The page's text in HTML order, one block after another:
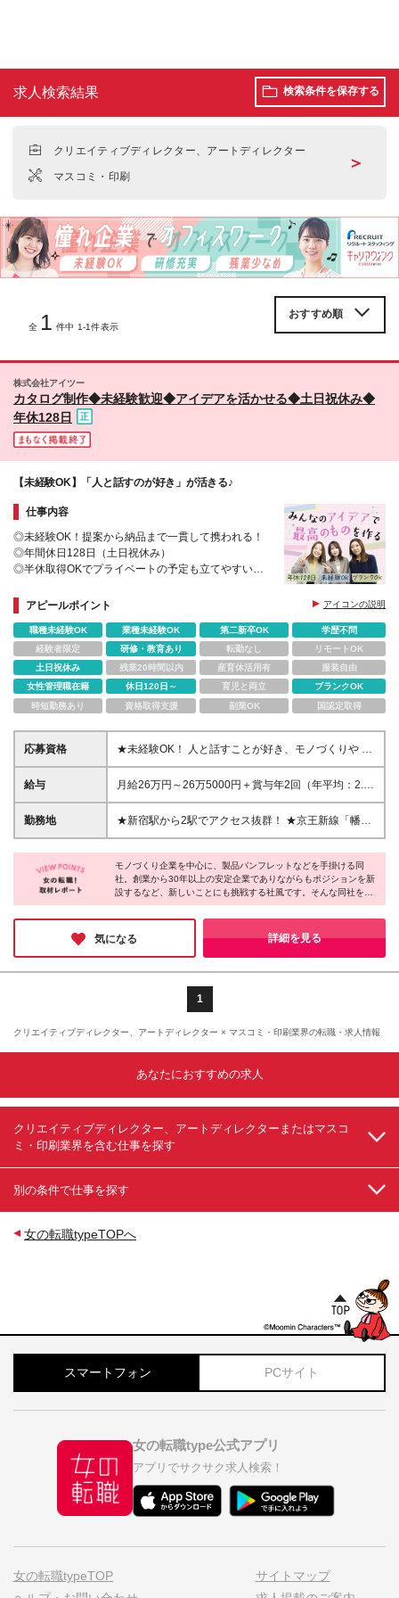
求人検索結果 検索条件を保存する
クリエイティブディレクター、アートディレクター
マスコミ・印刷
＞
全 1 件中 1-1件表示
株式会社アイツー
カタログ制作◆未経験歓迎◆アイデアを活かせる◆土日祝休み◆
年休128日
【未経験OK】「人と話すのが好き」が活きる♪
仕事内容
◎未経験OK！提案から納品まで一貫して携われる！
◎年間休日128日（土日祝休み）
◎半休取得OKでプライベートの予定も立てやすい
◎クリエイティブに関われる
◎第二新卒、ブランクOK
アピールポイント アイコンの説明
職種未経験OK 業種未経験OK 第二新卒OK
学歴不問
経験者限定
研修・教育あり 転勤なし
リモートOK
土日祝休み
残業20時間以内 産育休活用有
服装自由
女性管理職在籍
休日120日～ 育児と両立
ブランクOK
時短勤務あり
資格取得支援 副業OK 国認定取得
応募資格
★未経験OK！ 人と話すことが好き、モノづくりや ク
リエイティブへの興味があれば大歓迎です！ ◆46歳
まで（若年層による長期キャリア形成を図るため）
給与
月給26万円～26万5000円＋賞与年2回（年平均：2.5
～3ヶ月）※前年度実績 ★賞与・昇給でしっかり評価
します！ ※経験やスキルを考慮し決定いたします ※試
面接時にお話しいたします。）
勤務地
★新宿駅から2駅でアクセス抜群！ ★京王新線「幡ヶ
谷駅」北口より徒歩3分 【東京営業所】 東京都渋谷区
幡ヶ谷2-19-2 長谷川ビル6F (変更の範囲)上記を除く
当社関連勤務地
モノづくり企業を中心に、製品パンフレットなどを手掛ける同
社。創業から30年以上の安定企業でありながらもポジションを新
設するなど、新しいことにも挑戦する社風です。そんな同社を支
える社員さんは明るい方ばかり！少人数なこともあり、皆で助け
合う風土が根付いている温かい職場でした。また、完全週休2日
制で、有給は半休から使えるので安心して長く働ける環境だと感
じました！
気になる 詳細を見る
1
クリエイティブディレクター、アートディレクター × マスコミ・印刷業界の転職・求人情報
あなたにおすすめの求人
クリエイティブディレクター、アートディレクターまたはマスコ
ミ・印刷業界を含む仕事を探す
別の条件で仕事を探す
女の転職typeTOPへ
スマートフォン PCサイト
女の転職type公式アプリ
アプリでサクサク求人検索！
女の転職typeTOP
サイトマップ